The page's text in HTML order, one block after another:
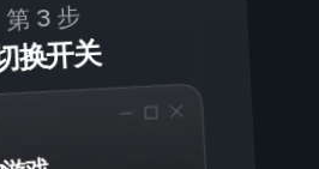
第 3 步
换开关